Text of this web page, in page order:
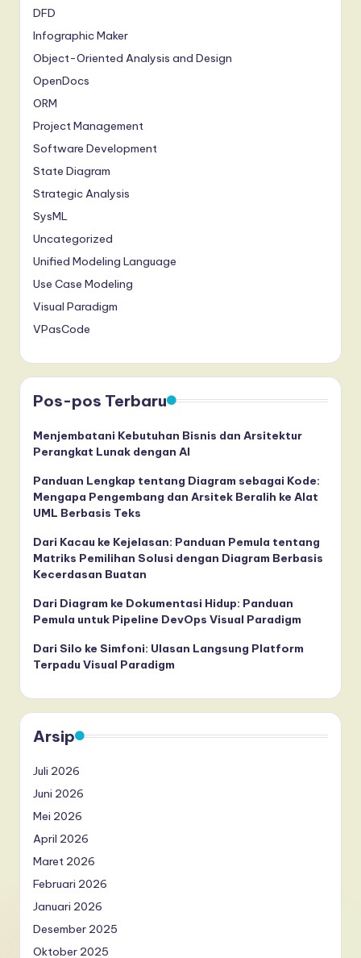
DFD
Infographic Maker
Object-Oriented Analysis and Design
OpenDocs
ORM
Project Management
Software Development
State Diagram
Strategic Analysis
SysML
Uncategorized
Unified Modeling Language
Use Case Modeling
Visual Paradigm
VPasCode
Pos-pos Terbaru
Menjembatani Kebutuhan Bisnis dan Arsitektur
Perangkat Lunak dengan AI
Panduan Lengkap tentang Diagram sebagai Kode:
Mengapa Pengembang dan Arsitek Beralih ke Alat
UML Berbasis Teks
Dari Kacau ke Kejelasan: Panduan Pemula tentang
Matriks Pemilihan Solusi dengan Diagram Berbasis
Kecerdasan Buatan
Dari Diagram ke Dokumentasi Hidup: Panduan
Pemula untuk Pipeline DevOps Visual Paradigm
Dari Silo ke Simfoni: Ulasan Langsung Platform
Terpadu Visual Paradigm
Arsip
Juli 2026
Juni 2026
Mei 2026
April 2026
Maret 2026
Februari 2026
Januari 2026
Desember 2025
Oktober 2025